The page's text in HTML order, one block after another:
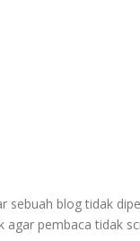
sebuah blog tidak
agar pembaca tidak